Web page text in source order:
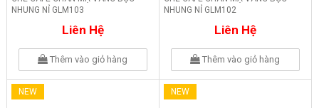
NHUNG NỈ GLM103
Liên Hệ
Thêm vào giỏ hàng
NHUNG NỈ GLM102
Liên Hệ
Thêm vào giỏ hàng
NEW NEW